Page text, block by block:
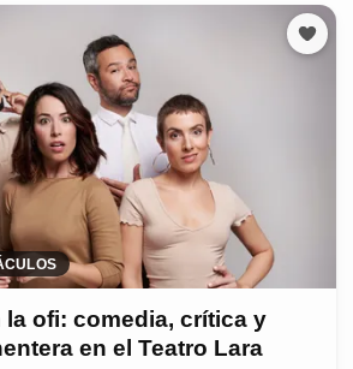
la ofi: comedia, crítica y
en el Teatro Lara